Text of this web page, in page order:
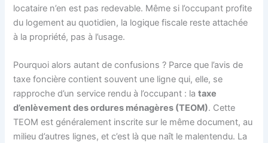
locataire n’en est pas redevable. Même si l’occupant profite
du logement au quotidien, la logique fiscale reste attachée
à la propriété, pas à l’usage.
Pourquoi alors autant de confusions ? Parce que l’avis de
taxe foncière contient souvent une ligne qui, elle, se
rapproche d’un service rendu à l’occupant : lataxe
d’enlèvement des ordures ménagères (TEOM). Cette
TEOM est généralement inscrite sur le même document, au
milieu d’autres lignes, et c’est là que naît le malentendu. La